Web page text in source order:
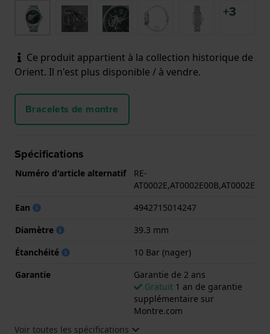
+3
Ce produit appartient à la collection historique de
Orient. Il n'est plus disponible / à vendre.
Bracelets de montre
Spécifications
Numéro d'article alternatif
RE-
AT0002E,AT0002E00B,AT0002E
Ean
4942715014247
Diamètre
39.3 mm
Étanchéité
10 Bar (nager)
Garantie
Garantie de 2 ans
Gratuit 1 an de garantie
supplémentaire sur
Montre.com
Voir toutes les spécifications